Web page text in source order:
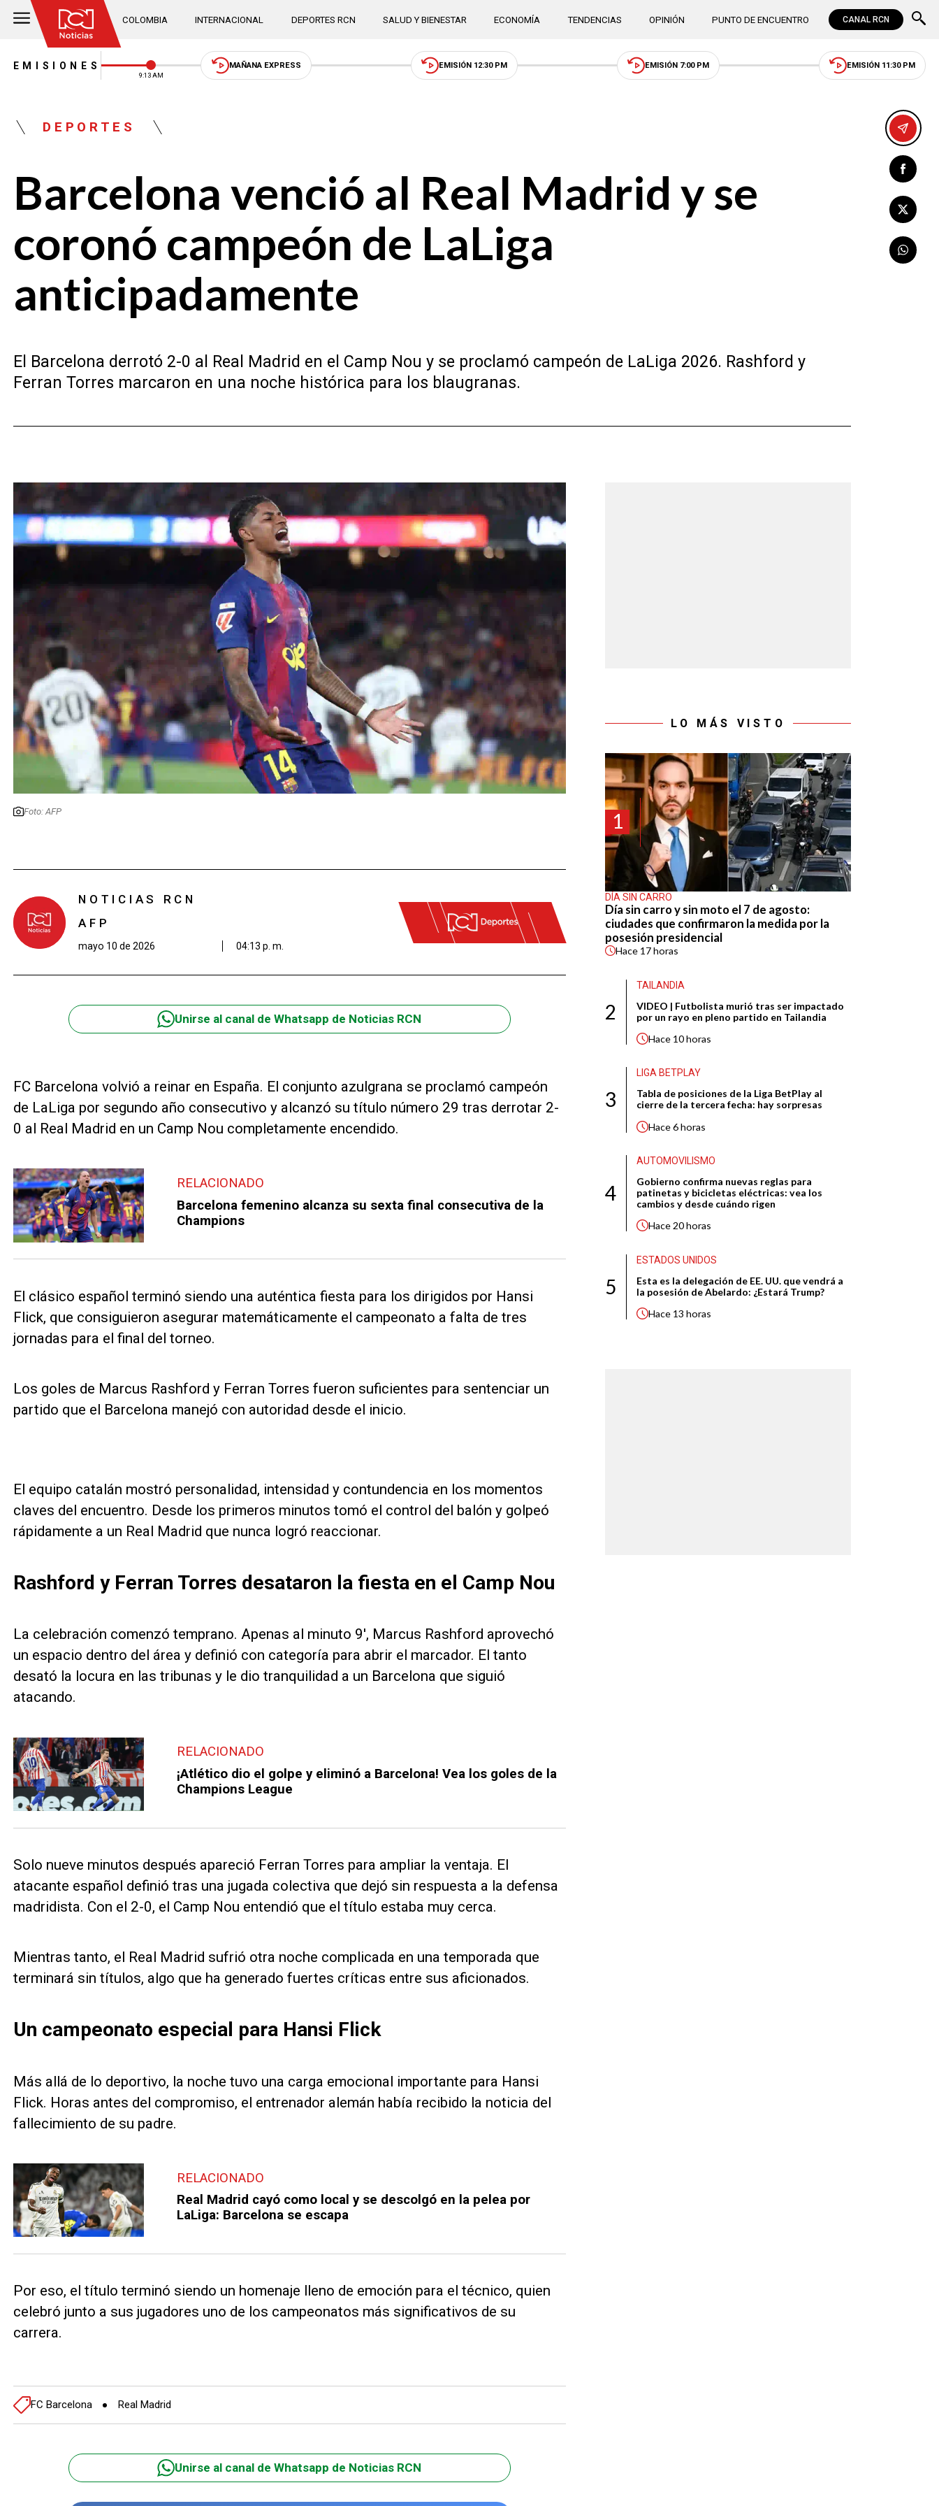
COLOMBIA INTERNACIONAL DEPORTES RCN SALUD Y BIENESTAR ECONOMÍA TENDENCIAS OPINIÓN PUNTO DE ENCUENTRO CANAL RCN
EMISIONES
9:13 AM
MAÑANA EXPRESS EMISIÓN 12:30 PM EMISIÓN 7:00 PM EMISIÓN 11:30 PM
DEPORTES
Barcelona venció al Real Madrid y se
coronó campeón de LaLiga
anticipadamente
El Barcelona derrotó 2-0 al Real Madrid en el Camp Nou y se proclamó campeón de LaLiga 2026. Rashford y
Ferran Torres marcaron en una noche histórica para los blaugranas.
Foto: AFP
NOTICIAS RCN
AFP
mayo 10 de 2026 04:13 p. m.
Unirse al canal de Whatsapp de Noticias RCN
FC Barcelona volvió a reinar en España. El conjunto azulgrana se proclamó campeón
de LaLiga por segundo año consecutivo y alcanzó su título número 29 tras derrotar 2-
0 al Real Madrid en un Camp Nou completamente encendido.
RELACIONADO
Barcelona femenino alcanza su sexta final consecutiva de la
Champions
El clásico español terminó siendo una auténtica fiesta para los dirigidos por Hansi
Flick, que consiguieron asegurar matemáticamente el campeonato a falta de tres
jornadas para el final del torneo.
Los goles de Marcus Rashford y Ferran Torres fueron suficientes para sentenciar un
partido que el Barcelona manejó con autoridad desde el inicio.
El equipo catalán mostró personalidad, intensidad y contundencia en los momentos
claves del encuentro. Desde los primeros minutos tomó el control del balón y golpeó
rápidamente a un Real Madrid que nunca logró reaccionar.
Rashford y Ferran Torres desataron la fiesta en el Camp Nou
La celebración comenzó temprano. Apenas al minuto 9', Marcus Rashford aprovechó
un espacio dentro del área y definió con categoría para abrir el marcador. El tanto
desató la locura en las tribunas y le dio tranquilidad a un Barcelona que siguió
atacando.
RELACIONADO
¡Atlético dio el golpe y eliminó a Barcelona! Vea los goles de la
Champions League
Solo nueve minutos después apareció Ferran Torres para ampliar la ventaja. El
atacante español definió tras una jugada colectiva que dejó sin respuesta a la defensa
madridista. Con el 2-0, el Camp Nou entendió que el título estaba muy cerca.
Mientras tanto, el Real Madrid sufrió otra noche complicada en una temporada que
terminará sin títulos, algo que ha generado fuertes críticas entre sus aficionados.
Un campeonato especial para Hansi Flick
Más allá de lo deportivo, la noche tuvo una carga emocional importante para Hansi
Flick. Horas antes del compromiso, el entrenador alemán había recibido la noticia del
fallecimiento de su padre.
RELACIONADO
Real Madrid cayó como local y se descolgó en la pelea por
LaLiga: Barcelona se escapa
Por eso, el título terminó siendo un homenaje lleno de emoción para el técnico, quien
celebró junto a sus jugadores uno de los campeonatos más significativos de su
carrera.
FC Barcelona Real Madrid
Unirse al canal de Whatsapp de Noticias RCN
LO MÁS VISTO
1
DÍA SIN CARRO
Día sin carro y sin moto el 7 de agosto:
ciudades que confirmaron la medida por la
posesión presidencial
Hace 17 horas
2
TAILANDIA
VIDEO | Futbolista murió tras ser impactado
por un rayo en pleno partido en Tailandia
Hace 10 horas
3
LIGA BETPLAY
Tabla de posiciones de la Liga BetPlay al
cierre de la tercera fecha: hay sorpresas
Hace6 horas
4
AUTOMOVILISMO
Gobierno confirma nuevas reglas para
patinetas y bicicletas eléctricas: vea los
cambios y desde cuándo rigen
Hace20 horas
5
ESTADOS UNIDOS
Esta es la delegación de EE. UU. que vendrá a
la posesión de Abelardo: ¿Estará Trump?
Hace 13 horas